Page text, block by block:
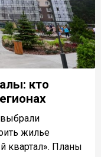
кто
жилье
квартал». Планы